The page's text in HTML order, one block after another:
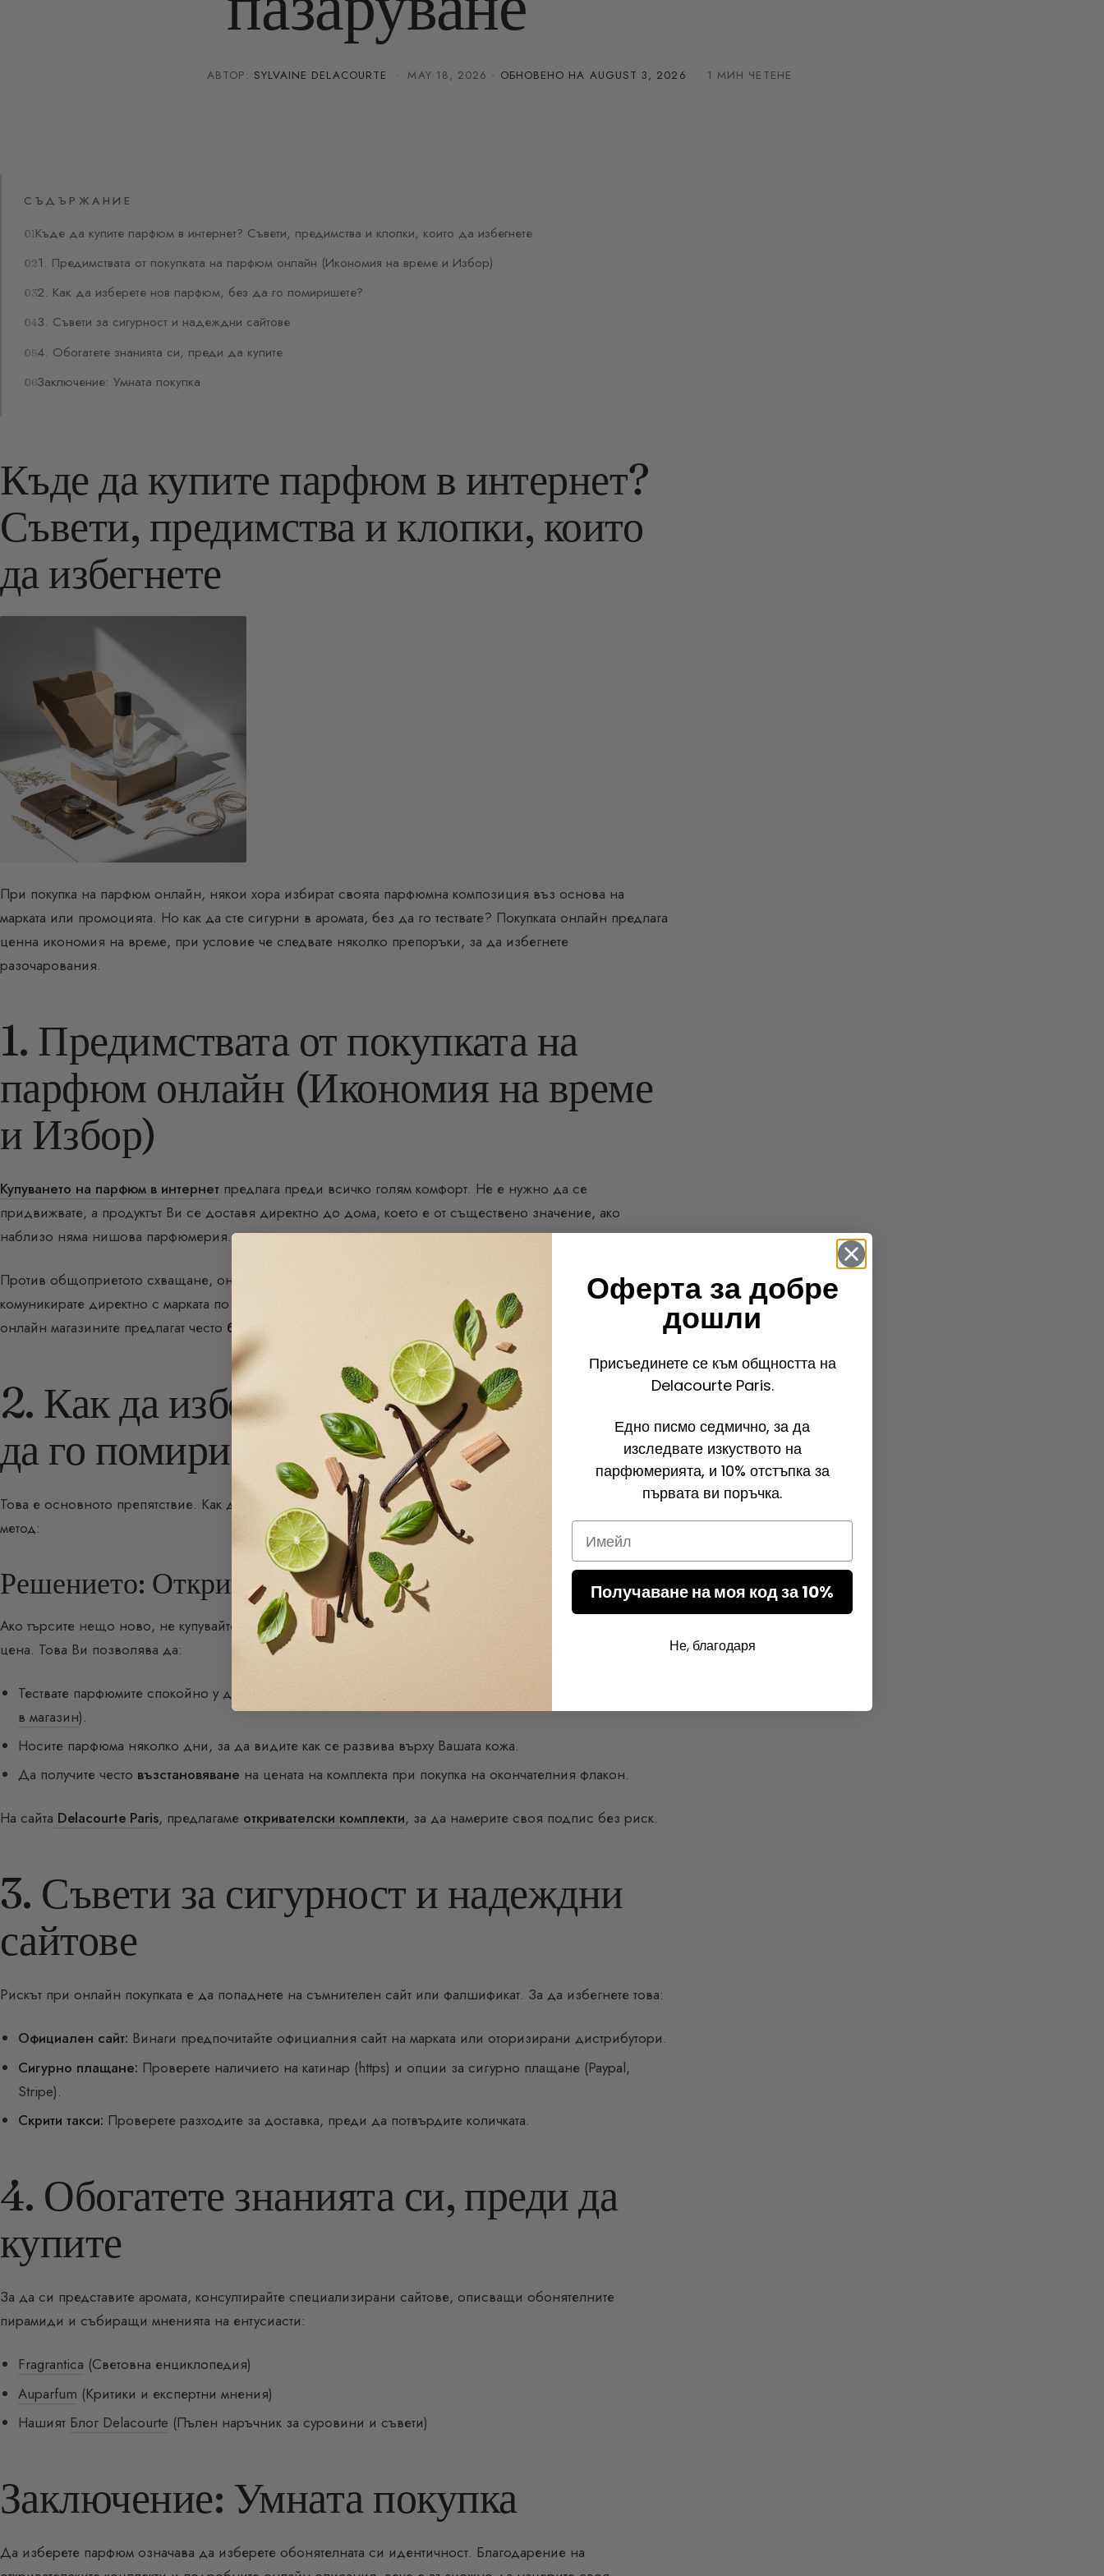
АВТОР: SYLVAINE DELACOURTE ·MAY 18, 2026 · ОБНОВЕНО НА AUGUST 3, 2026 · 1 МИН ЧЕТЕНЕ
СЪДЪРЖАНИЕ
Къде да купите парфюм в интернет? Съвети, предимства и клопки, които да избегнете
1. Предимствата от покупката на парфюм онлайн (Икономия на време и Избор)
2. Как да изберете нов парфюм, без да го помиришете?
3. Съвети за сигурност и надеждни сайтове
4. Обогатете знанията си, преди да купите
Заключение: Умната покупка
Къде да купите парфюм в интернет?
Съвети, предимства и клопки, които
да избегнете
При покупка на парфюм онлайн, някои хора избират своята парфюмна композиция въз основа на
марката или промоцията. Но как да сте сигурни в аромата, без да го тествате? Покупката онлайн предлага
ценна икономия на време, при условие че следвате няколко препоръки, за да избегнете
разочарования.
1. Предимствата от покупката на
парфюм онлайн (Икономия на време
и Избор)
Купуването на парфюм в интернет предлага преди всичко голям комфорт. Не е нужно да се
придвижвате, а продуктът Ви се доставя директно до дома, което е от съществено значение, ако
наблизо няма нишова парфюмерия.
Против общоприетото схващане, онлайн покупката позволява привилегирован контакт: можете да
комуникирате директно с марката по чат или имейл, за да зададете конкретни въпроси. И накрая,
онлайн магазините предлагат често безплатни мостри изключителни намаления
2. Как да изберете нов парфюм, без
да го помиришете?
Това е основното препятствие. Как да знаете дали парфюмът ще Ви подхожда? Ето безпогрешният
метод:
Решението: Откривателският комплект (Тест у дома)
Ако търсите нещо ново, не купувайте цял флакон на сляпо. Изберете
цена. Това Ви позволява да:
Тествате парфюмите спокойно у дома, далеч от обонятелното пресищане на магазините (
в магазин).
Носите парфюма няколко дни, за да видите как се развива върху Вашата кожа.
Да получите често възстановяване на цената на комплекта при покупка на окончателния флакон.
На сайта Delacourte Paris, предлагаме откривателски комплекти, за да намерите своя подпис без риск.
3. Съвети за сигурност и надеждни
сайтове
Рискът при онлайн покупката е да попаднете на съмнителен сайт или фалшификат. За да избегнете това:
Официален сайт: Винаги предпочитайте официалния сайт на марката или оторизирани дистрибутори.
Сигурно плащане: Проверете наличието на катинар (https) и опции за сигурно плащане (Paypal,
Stripe).
Скрити такси: Проверете разходите за доставка, преди да потвърдите количката.
4. Обогатете знанията си, преди да
купите
За да си представите аромата, консултирайте специализирани сайтове, описващи обонятелните
пирамиди и събиращи мненията на ентусиасти:
Fragrantica (Световна енциклопедия)
Auparfum (Критики и експертни мнения)
Нашият Блог Delacourte (Пълен наръчник за суровини и съвети)
Заключение: Умната покупка
Да изберете парфюм означава да изберете обонятелната си идентичност. Благодарение на
Оферта за добре
дошли
Присъединете се към общността на
Delacourte Paris.
Едно писмо седмично, за да
изследвате изкуството на
парфюмерията, и 10% отстъпка за
първата ви поръчка.
Получаване на моя код за 10%
Не, благодаря